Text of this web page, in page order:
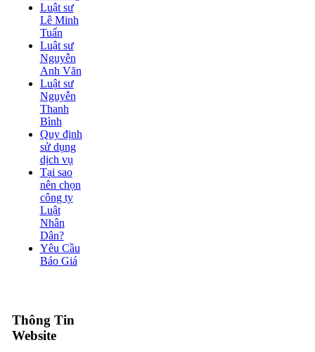
Luật sư
Lê Minh
Tuấn
Luật sư
Nguyễn
Anh Văn
Luật sư
Nguyễn
Thanh
Bình
Quy định
sử dụng
dịch vụ
Tại sao
nên chọn
công ty
Luật
Nhân
Dân?
Yêu Cầu
Báo Giá
Thông Tin
Website